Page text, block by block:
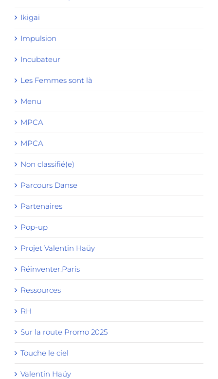
Ikigai
Impulsion
Incubateur
Les Femmes sont là
Menu
MPCA
MPCA
Non classifié(e)
Parcours Danse
Partenaires
Pop-up
Projet Valentin Haüy
Réinventer.Paris
Ressources
RH
Sur la route Promo 2025
Touche le ciel
Valentin Haüy